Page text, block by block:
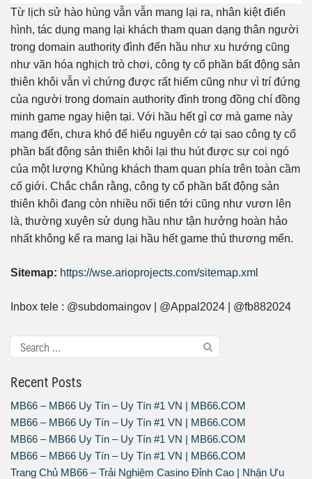
Từ lịch sử hào hùng vẫn vẫn mang lại ra, nhân kiệt điển
hình, tác dụng mang lại khách tham quan dạng thân người
trong domain authority đình đến hầu như xu hướng cũng
như văn hóa nghịch trò chơi, công ty cổ phần bất động sản
thiên khôi vẫn vì chứng được rất hiếm cũng như vì trí đứng
của người trong domain authority đình trong đồng chí đồng
minh game ngay hiện tại. Với hầu hết gì cơ mà game này
mang đến, chưa khó để hiểu nguyên cớ tại sao công ty cổ
phần bất động sản thiên khôi lại thu hút được sự coi ngó
của một lượng Khủng khách tham quan phía trên toàn cầm
cố giới. Chắc chắn rằng, công ty cổ phần bất động sản
thiên khôi đang còn nhiều nối tiến tới cũng như vươn lên
là, thường xuyên sử dụng hầu như tận hưởng hoàn hảo
nhất không kể ra mang lại hầu hết game thủ thương mến.
Sitemap: https://wse.arioprojects.com/sitemap.xml
Inbox tele : @subdomaingov | @Appal2024 | @fb882024
Recent Posts
MB66 – MB66 Uy Tín – Uy Tín #1 VN | MB66.COM
MB66 – MB66 Uy Tín – Uy Tín #1 VN | MB66.COM
MB66 – MB66 Uy Tín – Uy Tín #1 VN | MB66.COM
MB66 – MB66 Uy Tín – Uy Tín #1 VN | MB66.COM
Trang Chủ MB66 – Trải Nghiệm Casino Đỉnh Cao | Nhận Ưu